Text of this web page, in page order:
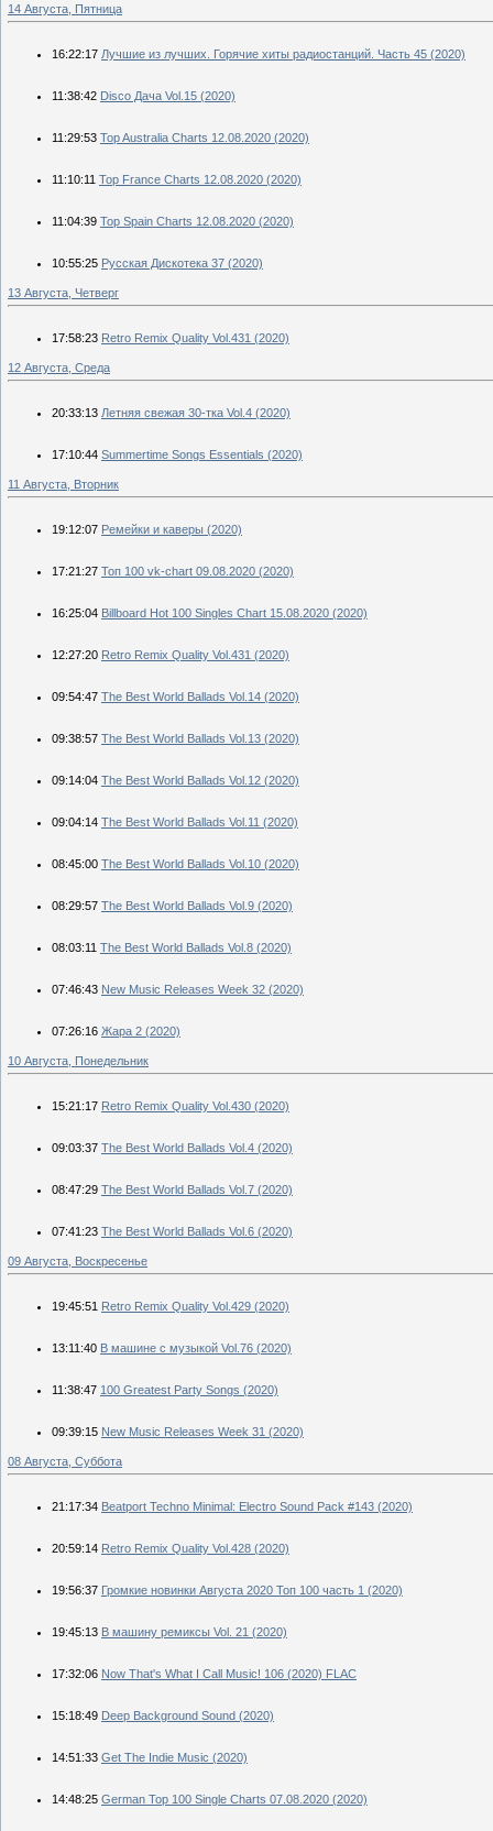
14 Августа, Пятница
16:22:17 Лучшие из лучших. Горячие хиты радиостанций. Часть 45 (2020)
11:38:42 Disco Дача Vol.15 (2020)
11:29:53 Top Australia Charts 12.08.2020 (2020)
11:10:11 Top France Charts 12.08.2020 (2020)
11:04:39 Top Spain Charts 12.08.2020 (2020)
10:55:25 Русская Дискотека 37 (2020)
13 Августа, Четверг
17:58:23 Retro Remix Quality Vol.431 (2020)
12 Августа, Среда
20:33:13 Летняя свежая 30-тка Vol.4 (2020)
17:10:44 Summertime Songs Essentials (2020)
11 Августа, Вторник
19:12:07 Ремейки и каверы (2020)
17:21:27 Топ 100 vk-chart 09.08.2020 (2020)
16:25:04 Billboard Hot 100 Singles Chart 15.08.2020 (2020)
12:27:20 Retro Remix Quality Vol.431 (2020)
09:54:47 The Best World Ballads Vol.14 (2020)
09:38:57 The Best World Ballads Vol.13 (2020)
09:14:04 The Best World Ballads Vol.12 (2020)
09:04:14 The Best World Ballads Vol.11 (2020)
08:45:00 The Best World Ballads Vol.10 (2020)
08:29:57 The Best World Ballads Vol.9 (2020)
08:03:11 The Best World Ballads Vol.8 (2020)
07:46:43 New Music Releases Week 32 (2020)
07:26:16 Жара 2 (2020)
10 Августа, Понедельник
15:21:17 Retro Remix Quality Vol.430 (2020)
09:03:37 The Best World Ballads Vol.4 (2020)
08:47:29 The Best World Ballads Vol.7 (2020)
07:41:23 The Best World Ballads Vol.6 (2020)
09 Августа, Воскресенье
19:45:51 Retro Remix Quality Vol.429 (2020)
13:11:40 В машине с музыкой Vol.76 (2020)
11:38:47 100 Greatest Party Songs (2020)
09:39:15 New Music Releases Week 31 (2020)
08 Августа, Суббота
21:17:34 Beatport Techno Minimal: Electro Sound Pack #143 (2020)
20:59:14 Retro Remix Quality Vol.428 (2020)
19:56:37 Громкие новинки Августа 2020 Топ 100 часть 1 (2020)
19:45:13 B машину ремиксы Vol. 21 (2020)
17:32:06 Now That's What I Call Music! 106 (2020) FLAC
15:18:49 Deep Background Sound (2020)
14:51:33 Get The Indie Music (2020)
14:48:25 German Top 100 Single Charts 07.08.2020 (2020)